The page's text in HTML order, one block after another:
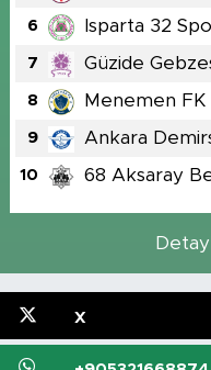
6 Isparta 32
7 Güzide
8 Menemen FK
9 Ankara
10 68 Aksaray
X